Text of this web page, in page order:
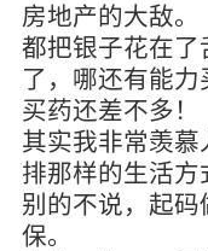
房地产的大敌。
都把银子花在了
了，哪还有能力
买药还差不多！
其实我非常羡
排那样的生活方
别的不说，起
保。